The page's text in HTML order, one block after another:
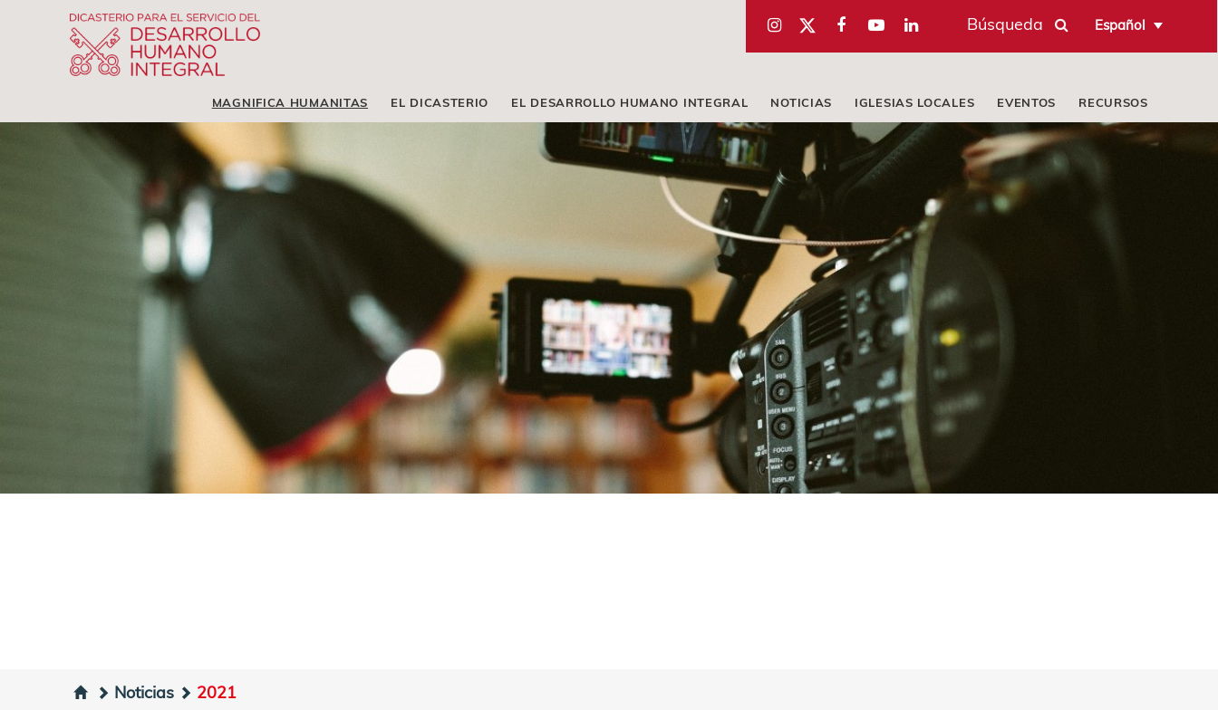
Búsqueda Español
MAGNIFICA HUMANITAS EL DICASTERIO EL DESARROLLO HUMANO INTEGRAL NOTICIAS IGLESIAS LOCALES EVENTOS RECURSOS
Noticias 2021